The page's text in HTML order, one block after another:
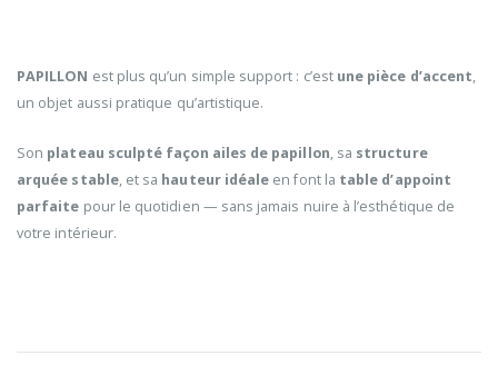
PAPILLON est plus qu’un simple support : c’est une pièce d’accent,
un objet aussi pratique qu’artistique.
Son plateau sculpté façon ailes de papillon, sa structure
arquée stable, et sa hauteur idéale en font la table d’appoint
parfaite pour le quotidien — sans jamais nuire à l’esthétique de
votre intérieur.